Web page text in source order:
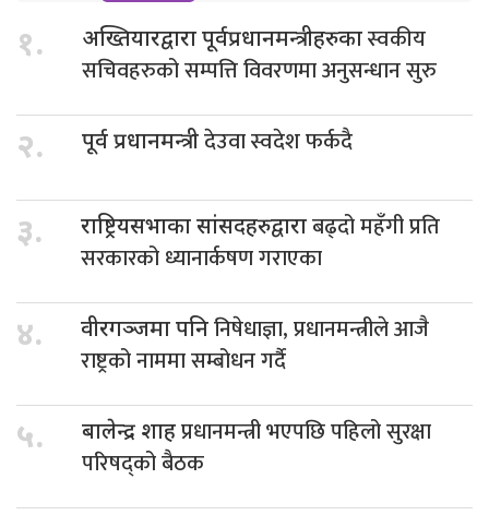
१. अख्तियारद्वारा पूर्वप्रधानमन्त्रीहरुकास्वकीय
सचिवहरुको सम्पत्ति विवरणमा अनुसन्धान सुरु
२. पूर्व प्रधानमन्त्रीदेउवा स्वदेश फर्कदै
३. राष्ट्रियसभाका सांसदहरुद्वाराबढ्दो महँगी प्रति
सरकारको ध्यानार्कषण गराएका
४. वीरगञ्जमा पनिनिषेधाज्ञा, प्रधानमन्त्रीले आजै
राष्ट्रको नाममा सम्बोधन गर्दै
५. बालेन्द्र शाहप्रधानमन्त्री भएपछि पहिलो सुरक्षा
परिषद्को बैठक